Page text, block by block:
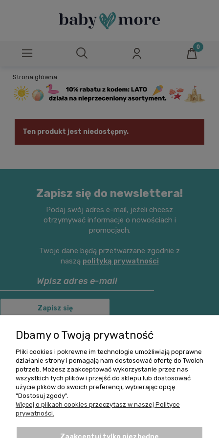
Strona główna
Ten produkt jest niedostępny.
Zapisz się do newslettera!
Podaj swój adres e-mail, jeżeli chcesz
otrzymywać informacje o nowościach i
promocjach.
Twoje dane będą przetwarzane zgodnie z
naszą polityką prywatności
Zapisz się
O nas
Informacje
Pomoc
Dbamy o Twoją prywatność
Pliki cookies i pokrewne im technologie umożliwiają poprawne
działanie strony i pomagają nam dostosować ofertę do Twoich
potrzeb. Możesz zaakceptować wykorzystanie przez nas
wszystkich tych plików i przejść do sklepu lub dostosować
użycie plików do swoich preferencji, wybierając opcję
"Dostosuj zgody".
Więcej o plikach cookies przeczytasz w naszej Polityce
prywatności.